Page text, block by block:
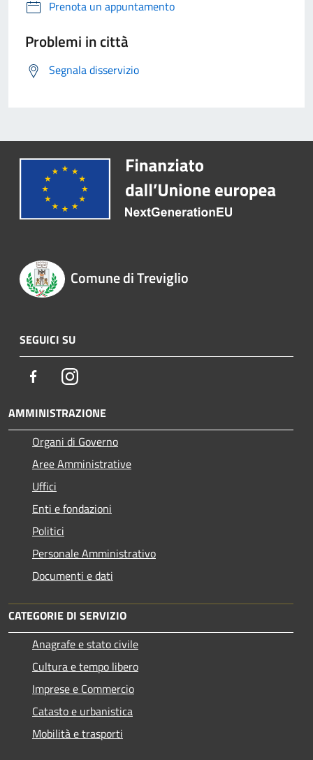
Prenota un appuntamento
Problemi in città
Segnala disservizio
Comune di Treviglio
SEGUICI SU
FacebookInstagram
AMMINISTRAZIONE
Organi di Governo
Aree Amministrative
Uffici
Enti e fondazioni
Politici
Personale Amministrativo
Documenti e dati
CATEGORIE DI SERVIZIO
Anagrafe e stato civile
Cultura e tempo libero
Imprese e Commercio
Catasto e urbanistica
Mobilità e trasporti